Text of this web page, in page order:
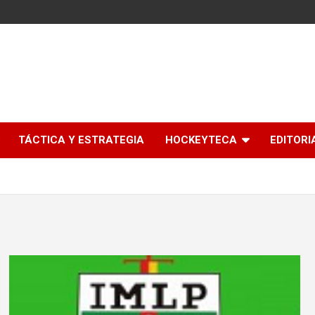
TÁCTICA Y ESTRATEGIA HOCKEYTECA